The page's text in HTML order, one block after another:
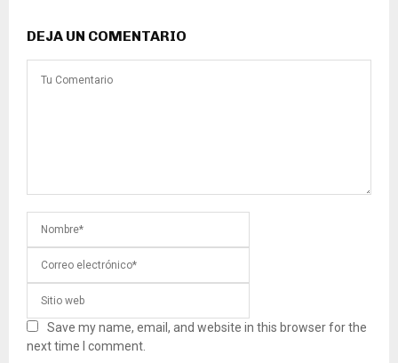
DEJA UN COMENTARIO
Save my name, email, and website in this browser for the
next time I comment.